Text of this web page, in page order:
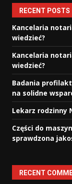
RECENT POSTS
Kancelaria
wiedzieć?
Kancelaria
wiedzieć?
Badania
na solidne
Lekarz rodzinny
Części do
sprawdzona
RECENT